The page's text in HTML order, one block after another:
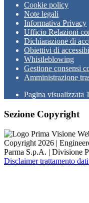
Cookie policy
Note legali
Informativa Privacy
Ufficio Relazioni
Dichiarazione di
Obiettivi di
Whistleblowing
Gestione consensi
Amministrazione
Pagina visualizzata
Sezione Copyright
Copyright 2026 |
Parma S.p.A. | Divisione
Disclaimer trattamento